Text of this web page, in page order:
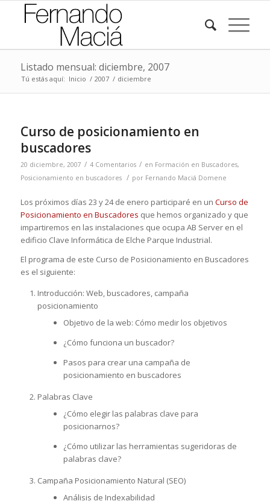
Listado mensual: diciembre, 2007
Tú estás aquí: Inicio / 2007 / diciembre
Curso de posicionamiento en
buscadores
20 diciembre, 2007 / 4 Comentarios / en Formación en Buscadores,
Posicionamiento en buscadores
/ por Fernando Maciá Domene
Los próximos días 23 y 24 de enero participaré en un Curso de
Posicionamiento en Buscadores que hemos organizado y que
impartiremos en las instalaciones que ocupa AB Server en el
edificio Clave Informática de Elche Parque Industrial.
El programa de este Curso de Posicionamiento en Buscadores
es el siguiente:
Introducción: Web, buscadores, campaña
posicionamiento
Objetivo de la web: Cómo medir los objetivos
¿Cómo funciona un buscador?
Pasos para crear una campaña de
posicionamiento en buscadores
Palabras Clave
¿Cómo elegir las palabras clave para
posicionarnos?
¿Cómo utilizar las herramientas sugeridoras de
palabras clave?
Campaña Posicionamiento Natural (SEO)
Análisis de Indexabilidad